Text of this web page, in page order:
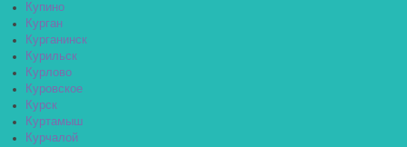
Купино
Курган
Курганинск
Курильск
Курлово
Куровское
Курск
Куртамыш
Курчалой